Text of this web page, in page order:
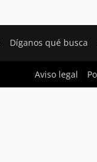
Díganos qué busca
Aviso legal